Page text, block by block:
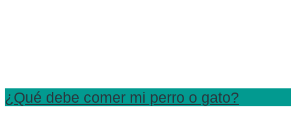
¿Qué debe comer mi perro o gato?